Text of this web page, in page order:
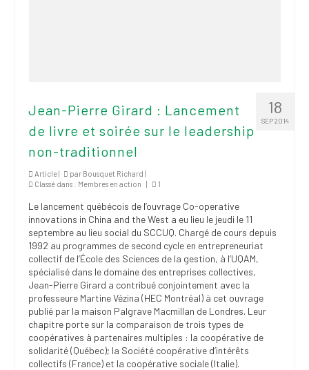
18
SEP 2014
Jean-Pierre Girard : Lancement
de livre et soirée sur le leadership
non-traditionnel
Article | par Bousquet Richard |
Classé dans : Membres en action | 1
Le lancement québécois de l’ouvrage Co-operative
innovations in China and the West a eu lieu le jeudi le 11
septembre au lieu social du SCCUQ. Chargé de cours depuis
1992 au programmes de second cycle en entrepreneuriat
collectif de l’École des Sciences de la gestion, à l’UQAM,
spécialisé dans le domaine des entreprises collectives,
Jean-Pierre Girard a contribué conjointement avec la
professeure Martine Vézina (HEC Montréal) à cet ouvrage
publié par la maison Palgrave Macmillan de Londres. Leur
chapitre porte sur la comparaison de trois types de
coopératives à partenaires multiples : la coopérative de
solidarité (Québec); la Société coopérative d’intérêts
collectifs (France) et la coopérative sociale (Italie).